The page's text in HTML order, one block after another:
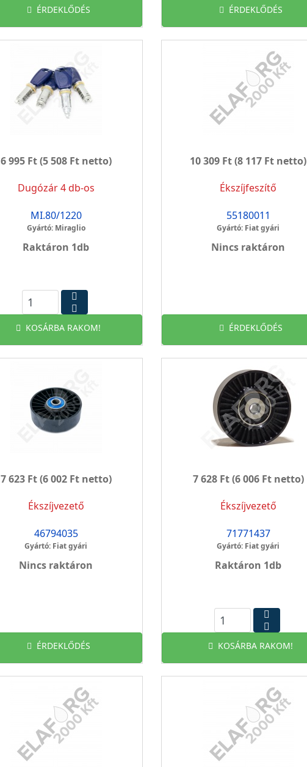
ÉRDEKLŐDÉS ÉRDEKLŐDÉS
6 995 Ft(5 508 Ft netto)
Dugózár 4 db-os
MI.80/1220
Gyártó: Miraglio
Raktáron 1db
KOSÁRBA RAKOM!
10 309 Ft(8 117 Ft netto)
Ékszíjfeszítő
55180011
Gyártó: Fiat gyári
Nincs raktáron
ÉRDEKLŐDÉS
7 623 Ft(6 002 Ft netto)
Ékszíjvezető
46794035
Gyártó: Fiat gyári
Nincs raktáron
ÉRDEKLŐDÉS
7 628 Ft(6 006 Ft netto)
Ékszíjvezető
71771437
Gyártó: Fiat gyári
Raktáron 1db
KOSÁRBA RAKOM!